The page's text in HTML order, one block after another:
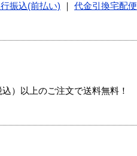
振込(前払い) ｜ 代金引換宅配便
）以上のご注文で送料無料！